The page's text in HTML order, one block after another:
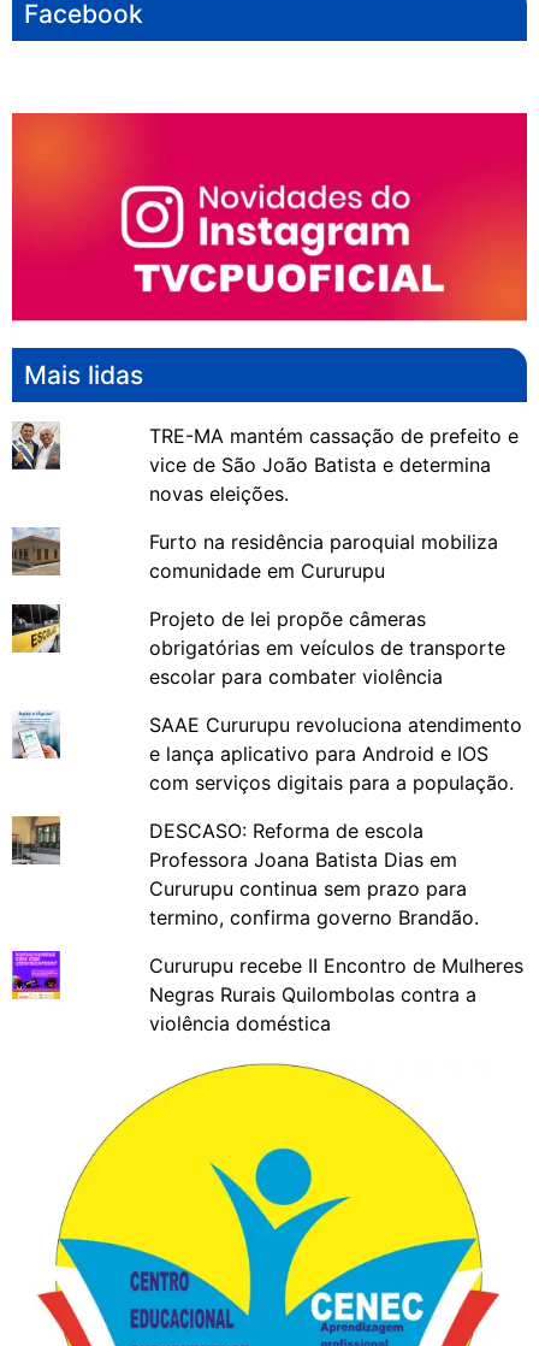
Facebook
Mais lidas
TRE-MA mantém cassação de prefeito e
vice de São João Batista e determina
novas eleições.
Furto na residência paroquial mobiliza
comunidade em Cururupu
Projeto de lei propõe câmeras
obrigatórias em veículos de transporte
escolar para combater violência
SAAE Cururupu revoluciona atendimento
e lança aplicativo para Android e IOS
com serviços digitais para a população.
DESCASO: Reforma de escola
Professora Joana Batista Dias em
Cururupu continua sem prazo para
termino, confirma governo Brandão.
Cururupu recebe II Encontro de Mulheres
Negras Rurais Quilombolas contra a
violência doméstica